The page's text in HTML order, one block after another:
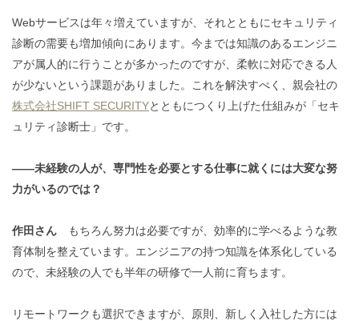
Webサービスは年々増えていますが、それとともにセキュリティ
診断の需要も増加傾向にあります。今までは知識のあるエンジニ
アが属人的に行うことが多かったのですが、柔軟に対応できる人
が少ないという課題がありました。これを解決すべく、親会社の
株式会社SHIFT SECURITYとともにつくり上げた仕組みが「セキ
ュリティ診断士」です。
――未経験の人が、専門性を必要とする仕事に就くには大変な努
力がいるのでは？
作田さん もちろん努力は必要ですが、効率的に学べるような教
育体制を整えています。エンジニアの持つ知識を体系化している
ので、未経験の人でも半年の研修で一人前に育ちます。
リモートワークも選択できますが、原則、新しく入社した方には